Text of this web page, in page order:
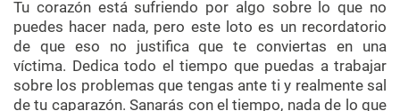
Tu corazón está sufriendo por algo sobre lo que no
puedes hacer nada, pero este loto es un recordatorio
de que eso no justifica que te conviertas en una
víctima. Dedica todo el tiempo que puedas a trabajar
sobre los problemas que tengas ante ti y realmente sal
de tu caparazón. Sanarás con el tiempo, nada de lo que